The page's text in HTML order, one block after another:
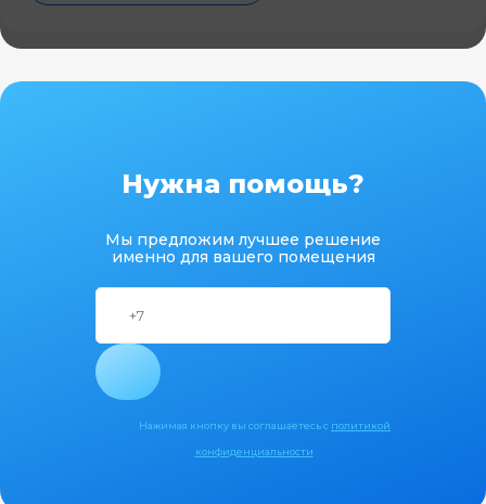
Нужна помощь?
Мы предложим лучшее решение
именно для вашего помещения
Нажимая кнопку вы соглашаетесь с политикой
конфиденциальности